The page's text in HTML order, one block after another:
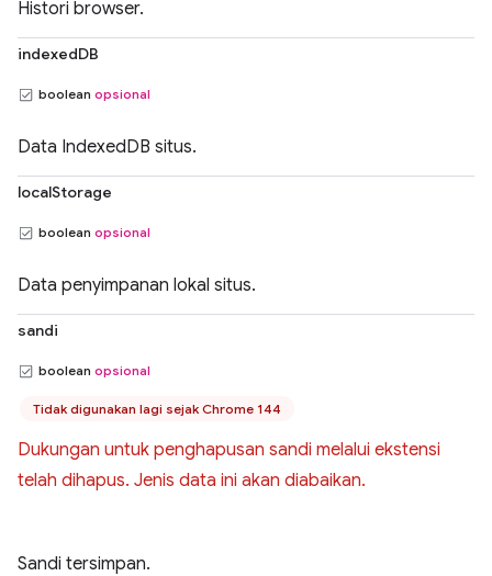
Histori browser.
indexedDB
boolean opsional
Data IndexedDB situs.
localStorage
boolean opsional
Data penyimpanan lokal situs.
sandi
boolean opsional
Tidak digunakan lagi sejak Chrome 144
Dukungan untuk penghapusan sandi melalui ekstensi
telah dihapus. Jenis data ini akan diabaikan.
Sandi tersimpan.